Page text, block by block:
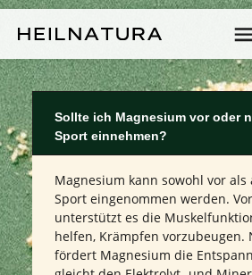
Sollte ich Magnesium vor oder
Sport einnehmen?
Magnesium kann sowohl vor als
Sport eingenommen werden.
unterstützt es die
helfen, Krämpfen vorzubeugen.
fördert Magnesium die